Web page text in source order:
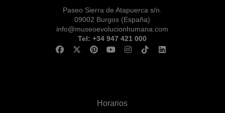
Paseo Sierra de Atapuerca s/n.
09002 Burgos (España)
info@museoevolucionhumana.com
Tel: +34 947 421 000
Horarios